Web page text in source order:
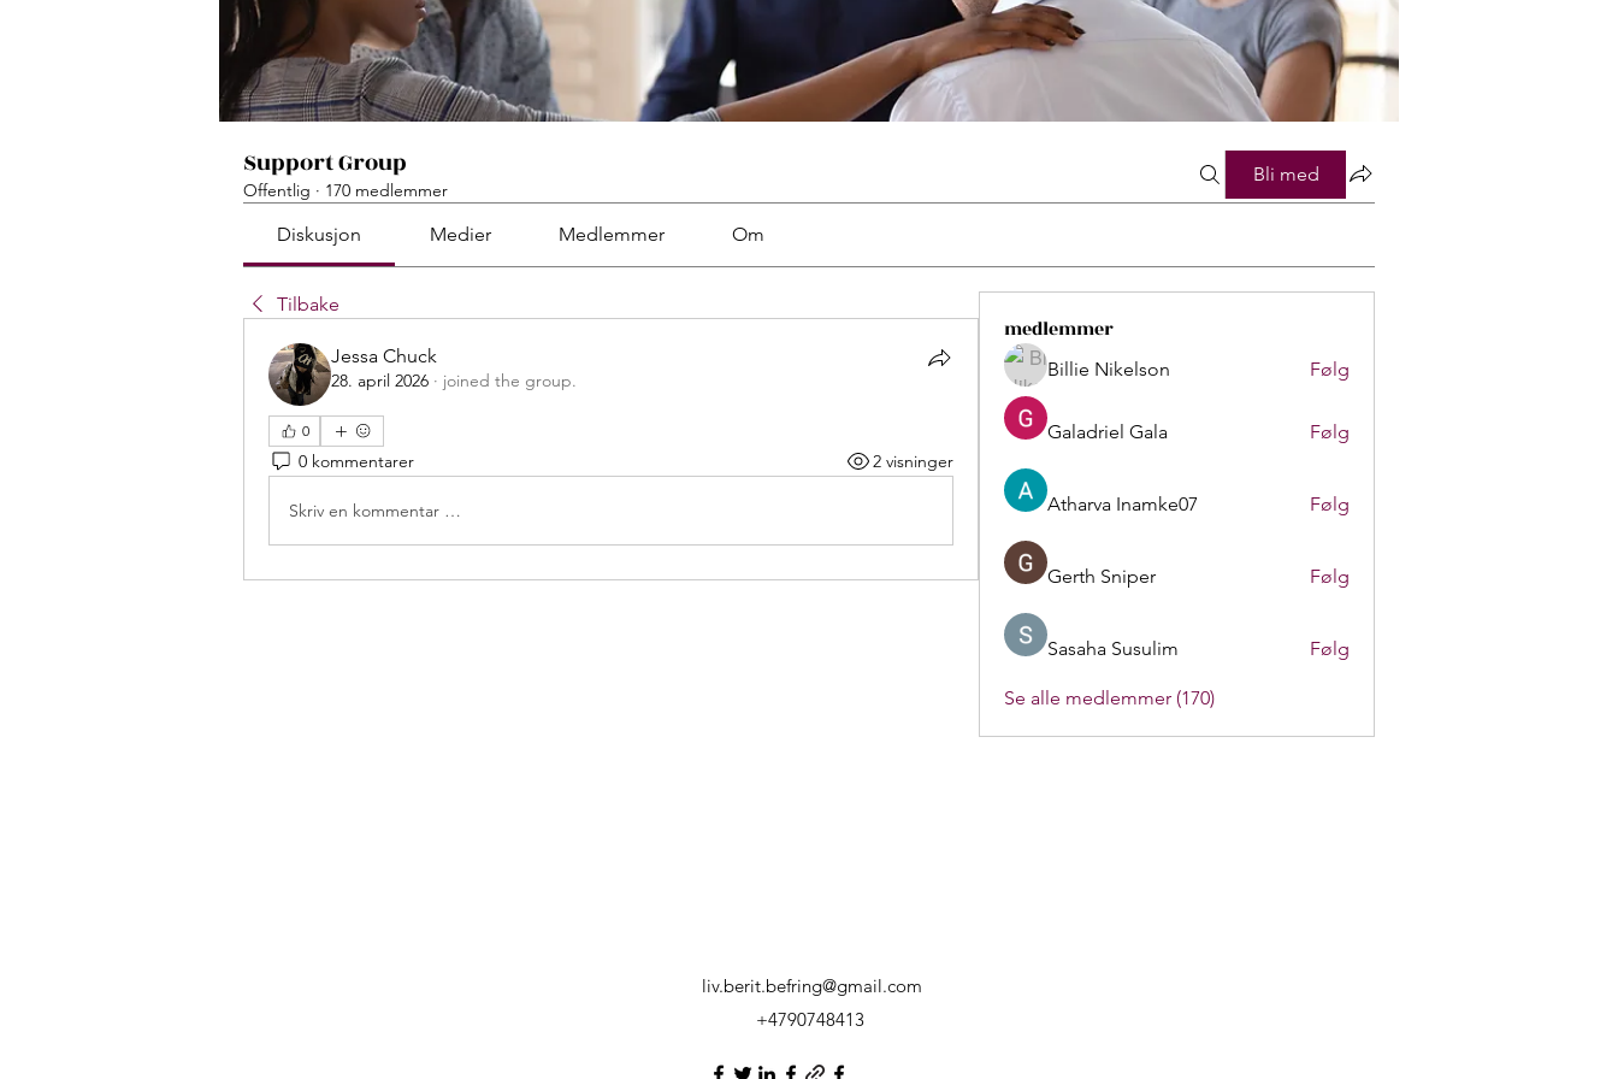
Support Group
Offentlig · 170 medlemmer
Bli med
Diskusjon Medier Medlemmer Om
Tilbake
Jessa Chuck
28. april 2026 · joined the group.
0
0 kommentarer 2 visninger
Skriv en kommentar …
medlemmer
Billie Nikelson Følg
Galadriel Gala Følg
Atharva Inamke07 Følg
Gerth Sniper Følg
Sasaha Susulim Følg
Se alle medlemmer (170)
liv.berit.befring@gmail.com
+4790748413